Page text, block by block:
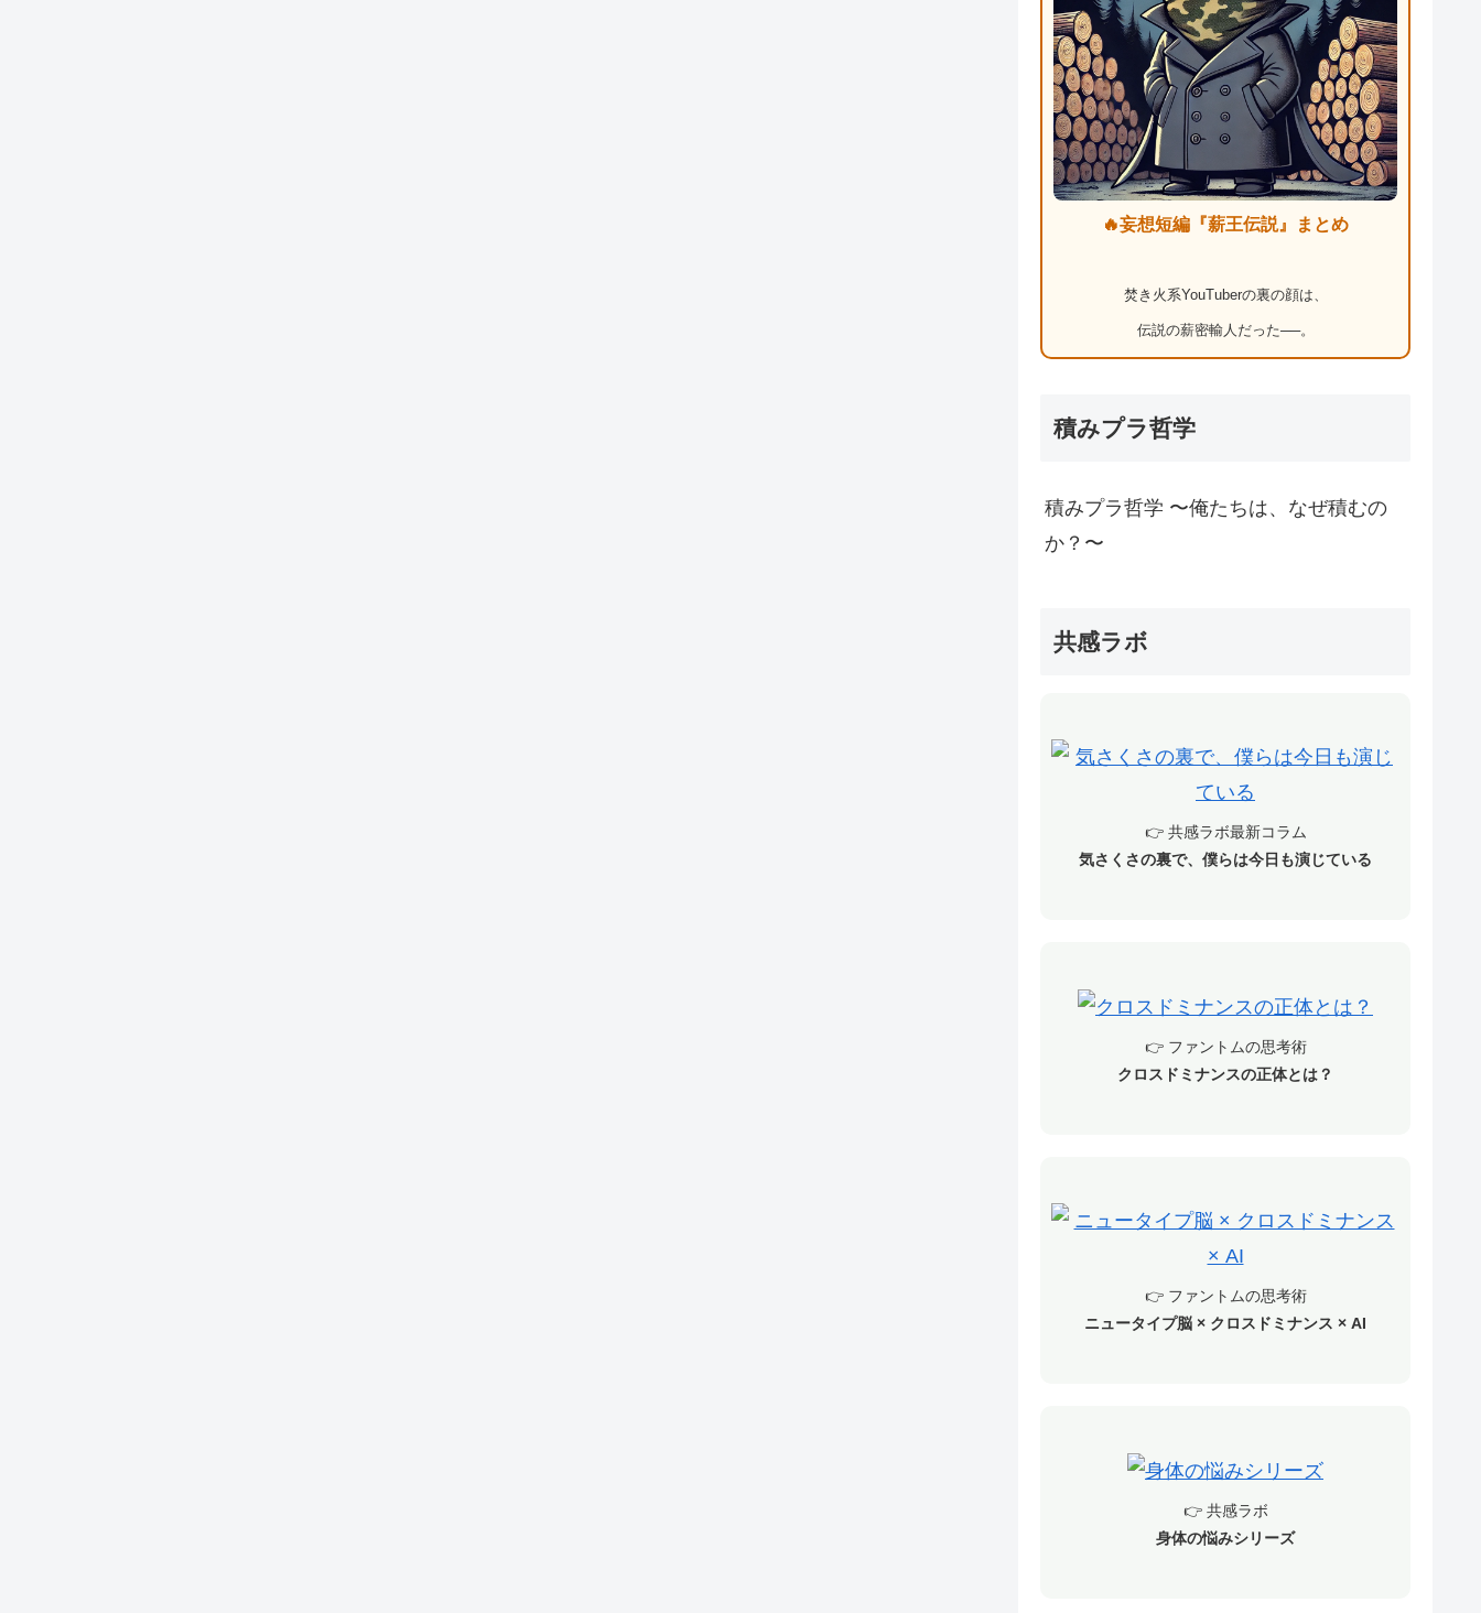
🔥妄想短編『薪王伝説』まとめ
焚き火系YouTuberの裏の顔は、
伝説の薪密輸人だった──。
積みプラ哲学
積みプラ哲学 〜俺たちは、なぜ積むの
か？〜
共感ラボ
👉 共感ラボ最新コラム
気さくさの裏で、僕らは今日も演じている
👉 ファントムの思考術
クロスドミナンスの正体とは？
👉 ファントムの思考術
ニュータイプ脳 × クロスドミナンス × AI
👉 共感ラボ
身体の悩みシリーズ